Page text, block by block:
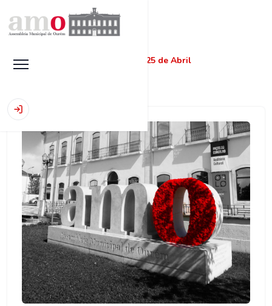
Início AMO assinala 25 de Abril